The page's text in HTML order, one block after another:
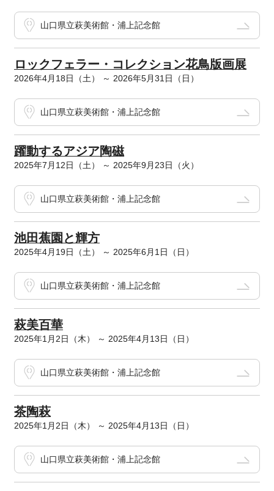
山口県立萩美術館・浦上記念館
ロックフェラー・コレクション花鳥版画展
2026年4月18日（土） ～ 2026年5月31日（日）
山口県立萩美術館・浦上記念館
躍動するアジア陶磁
2025年7月12日（土） ～ 2025年9月23日（火）
山口県立萩美術館・浦上記念館
池田蕉園と輝方
2025年4月19日（土） ～ 2025年6月1日（日）
山口県立萩美術館・浦上記念館
萩美百華
2025年1月2日（木） ～ 2025年4月13日（日）
山口県立萩美術館・浦上記念館
茶陶萩
2025年1月2日（木） ～ 2025年4月13日（日）
山口県立萩美術館・浦上記念館